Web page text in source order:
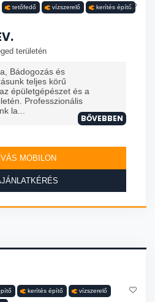
tetőfedő vízszerelő kerítés építő
területén
Bádogozás és
teljes körű
épületgépészet és a
Professzionális
la...
BŐVEBBEN
MOBILON
kerítés építő vízszerelő